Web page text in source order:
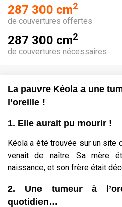
287 300 cm2
de couvertures offertes
287 300 cm2
de couvertures nécessaires
La pauvre Kéola a une
l’oreille !
1. Elle aurait pu mourir !
Kéola a été trouvée sur un site
venait de naître. Sa mère
naissance, et son frère était
2. Une tumeur à
quotidien…